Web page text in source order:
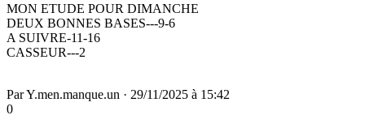
MON ETUDE POUR DIMANCHE
DEUX BONNES BASES---9-6
A SUIVRE-11-16
CASSEUR---2
ParY.men.manque.un · 29/11/2025 à 15:42
0